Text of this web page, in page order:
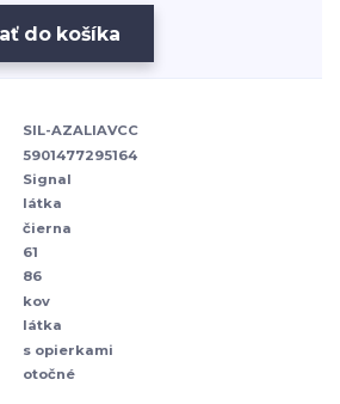
do košíka
SIL-AZALIAVCC
5901477295164
Signal
látka
čierna
61
86
kov
látka
s opierkami
otočné